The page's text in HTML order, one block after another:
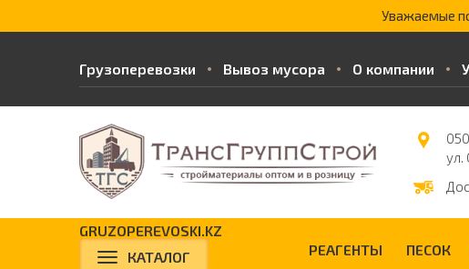
Уважаемые
Грузоперевозки Вывоз мусора О компании
ул.
GRUZOPEREVOSKI.KZ
КАТАЛОГ
РЕАГЕНТЫ ПЕСОК